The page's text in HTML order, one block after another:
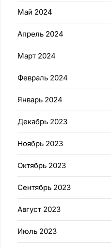
Май 2024
Апрель 2024
Март 2024
Февраль 2024
Январь 2024
Декабрь 2023
Ноябрь 2023
Октябрь 2023
Сентябрь 2023
Август 2023
Июль 2023